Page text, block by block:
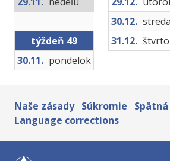
týždeň 49
30.11. pondelok
30.12. streda
31.12.
Naše zásady Súkromie
Language corrections